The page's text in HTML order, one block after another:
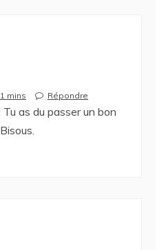
mins Répondre
as du passer un bon